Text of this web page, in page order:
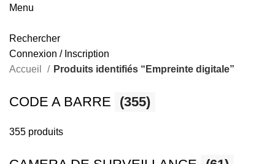
Menu
Rechercher
Connexion / Inscription
Accueil
Produits identifiés “Empreinte digitale”
CODE A BARRE (355)
355 produits